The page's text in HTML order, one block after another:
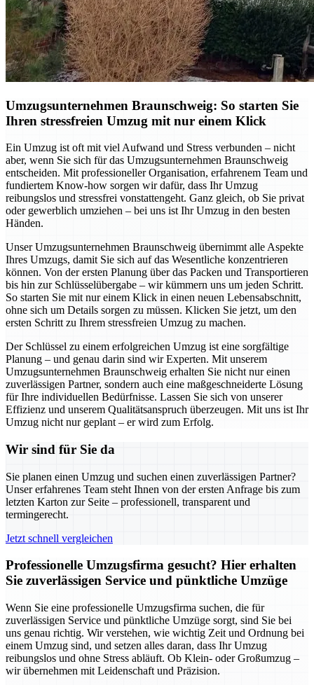
Umzugsunternehmen Braunschweig: So starten Sie
Ihren stressfreien Umzug mit nur einem Klick
Ein Umzug ist oft mit viel Aufwand und Stress verbunden – nicht
aber, wenn Sie sich für das Umzugsunternehmen Braunschweig
entscheiden. Mit professioneller Organisation, erfahrenem Team und
fundiertem Know-how sorgen wir dafür, dass Ihr Umzug
reibungslos und stressfrei vonstattengeht. Ganz gleich, ob Sie privat
oder gewerblich umziehen – bei uns ist Ihr Umzug in den besten
Händen.
Unser Umzugsunternehmen Braunschweig übernimmt alle Aspekte
Ihres Umzugs, damit Sie sich auf das Wesentliche konzentrieren
können. Von der ersten Planung über das Packen und Transportieren
bis hin zur Schlüsselübergabe – wir kümmern uns um jeden Schritt.
So starten Sie mit nur einem Klick in einen neuen Lebensabschnitt,
ohne sich um Details sorgen zu müssen. Klicken Sie jetzt, um den
ersten Schritt zu Ihrem stressfreien Umzug zu machen.
Der Schlüssel zu einem erfolgreichen Umzug ist eine sorgfältige
Planung – und genau darin sind wir Experten. Mit unserem
Umzugsunternehmen Braunschweig erhalten Sie nicht nur einen
zuverlässigen Partner, sondern auch eine maßgeschneiderte Lösung
für Ihre individuellen Bedürfnisse. Lassen Sie sich von unserer
Effizienz und unserem Qualitätsanspruch überzeugen. Mit uns ist Ihr
Umzug nicht nur geplant – er wird zum Erfolg.
Wir sind für Sie da
Sie planen einen Umzug und suchen einen zuverlässigen Partner?
Unser erfahrenes Team steht Ihnen von der ersten Anfrage bis zum
letzten Karton zur Seite – professionell, transparent und
termingerecht.
Jetzt schnell vergleichen
Professionelle Umzugsfirma gesucht? Hier erhalten
Sie zuverlässigen Service und pünktliche Umzüge
Wenn Sie eine professionelle Umzugsfirma suchen, die für
zuverlässigen Service und pünktliche Umzüge sorgt, sind Sie bei
uns genau richtig. Wir verstehen, wie wichtig Zeit und Ordnung bei
einem Umzug sind, und setzen alles daran, dass Ihr Umzug
reibungslos und ohne Stress abläuft. Ob Klein- oder Großumzug –
wir übernehmen mit Leidenschaft und Präzision.